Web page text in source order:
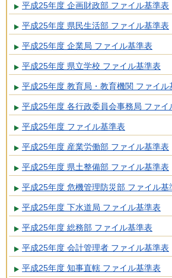
平成25年度 企画財政部 ファイル基準表
平成25年度 県民生活部 ファイル基準表
平成25年度 企業局 ファイル基準表
平成25年度 県立学校 ファイル基準表
平成25年度 教育局・教育機関 ファイル
平成25年度 各行政委員会事務局 ファイ
平成25年度 ファイル基準表
平成25年度 産業労働部 ファイル基準表
平成25年度 県土整備部 ファイル基準表
平成25年度 危機管理防災部 ファイル基
平成25年度 下水道局 ファイル基準表
平成25年度 総務部 ファイル基準表
平成25年度 会計管理者 ファイル基準表
平成25年度 知事直轄 ファイル基準表